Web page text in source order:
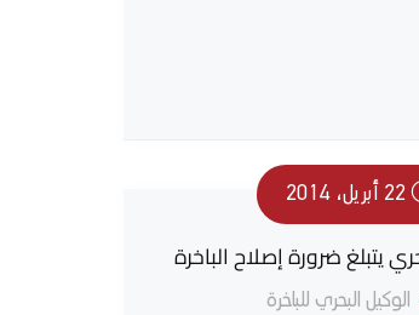
22 أبريل، 2014
يتبلغ ضرورة إصلاح الباخرة
الوكيل البحري للباخرة